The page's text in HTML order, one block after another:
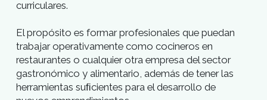
Introducción
Nuestro objetivo